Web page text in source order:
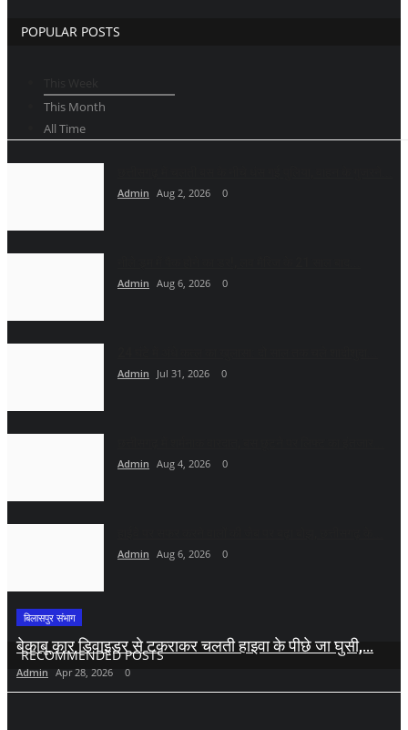
POPULAR POSTS
This Month
All Time
Admin Aug 2, 2026 0
Admin Aug 6, 2026 0
Admin Jul 31, 2026 0
Admin Aug 4, 2026 0
Admin Aug 6, 2026 0
RECOMMENDED POSTS
बिलासपुर संभाग
बेकाबू कार डिवाइडर से टकराकर चलती हाइवा के पीछे जा घुसी,...
Admin Apr 28, 2026 0